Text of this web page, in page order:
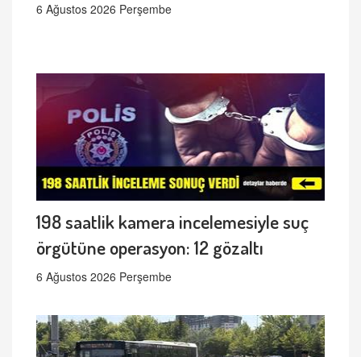
6 Ağustos 2026 Perşembe
198 saatlik kamera incelemesiyle suç
örgütüne operasyon: 12 gözaltı
6 Ağustos 2026 Perşembe